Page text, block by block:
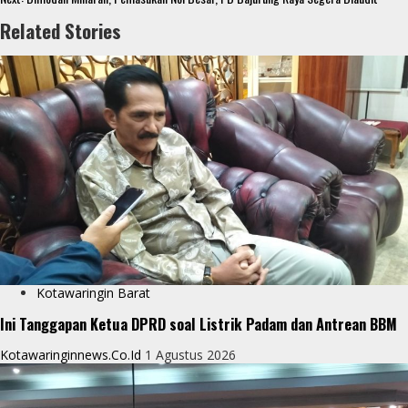
o
k
e
r
s
A
p
p
s
e
n
g
e
r
a
r
e
Related Stories
Kotawaringin Barat
Ini Tanggapan Ketua DPRD soal Listrik Padam dan Antrean BBM
Kotawaringinnews.co.id 1 Agustus 2026